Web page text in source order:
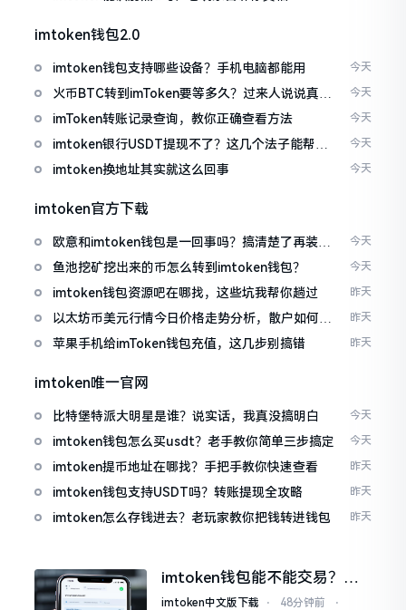
imtoken钱包2.0
imtoken钱包支持哪些设备？手机电脑都能用 今天
火币BTC转到imToken要等多久？过来人说说真实
情况
今天
imToken转账记录查询，教你正确查看方法 今天
imtoken银行USDT提现不了？这几个法子能帮你
搞定
今天
imtoken换地址其实就这么回事 今天
imtoken官方下载
欧意和imtoken钱包是一回事吗？搞清楚了再装钱
包
今天
鱼池挖矿挖出来的币怎么转到imtoken钱包？ 今天
imtoken钱包资源吧在哪找，这些坑我帮你趟过 昨天
以太坊币美元行情今日价格走势分析，散户如何避
免追涨杀跌被套牢
昨天
苹果手机给imToken钱包充值，这几步别搞错 昨天
imtoken唯一官网
比特堡特派大明星是谁？说实话，我真没搞明白 今天
imtoken钱包怎么买usdt？老手教你简单三步搞定 今天
imtoken提币地址在哪找？手把手教你快速查看 昨天
imtoken钱包支持USDT吗？转账提现全攻略 昨天
imtoken怎么存钱进去？老玩家教你把钱转进钱包 昨天
imtoken钱包能不能交易？一
文说清楚
imtoken中文版下载 ⋅ 48分钟前
⋅